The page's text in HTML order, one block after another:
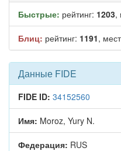
Быстрые: рейтинг: 1203,
Блиц: рейтинг: 1191,
Данные FIDE
FIDE ID: 34152560
Имя: Moroz, Yury N.
Федерация: RUS